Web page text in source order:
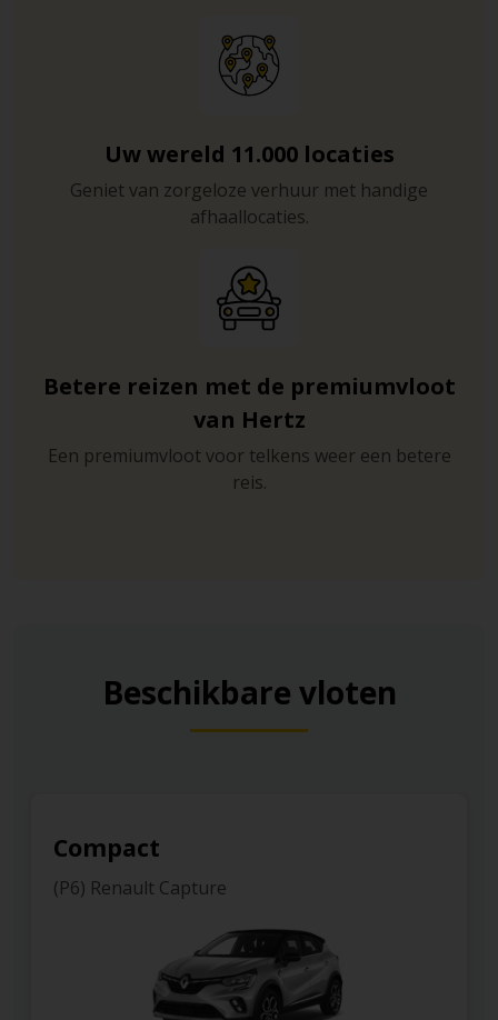
Uw wereld 11.000 locaties
Geniet van zorgeloze verhuur met handige
afhaallocaties.
Betere reizen met de premiumvloot
van Hertz
Een premiumvloot voor telkens weer een betere
reis.
Beschikbare vloten
Compact
(P6) Renault Capture